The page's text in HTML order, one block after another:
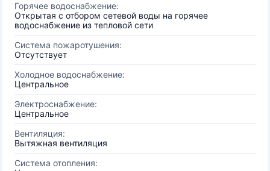
Горячее водоснабжение:
Открытая с отбором сетевой воды на горячее
водоснабжение из тепловой сети
Система пожаротушения:
Отсутствует
Холодное водоснабжение:
Центральное
Электроснабжение:
Центральное
Вентиляция:
Вытяжная вентиляция
Система отопления: